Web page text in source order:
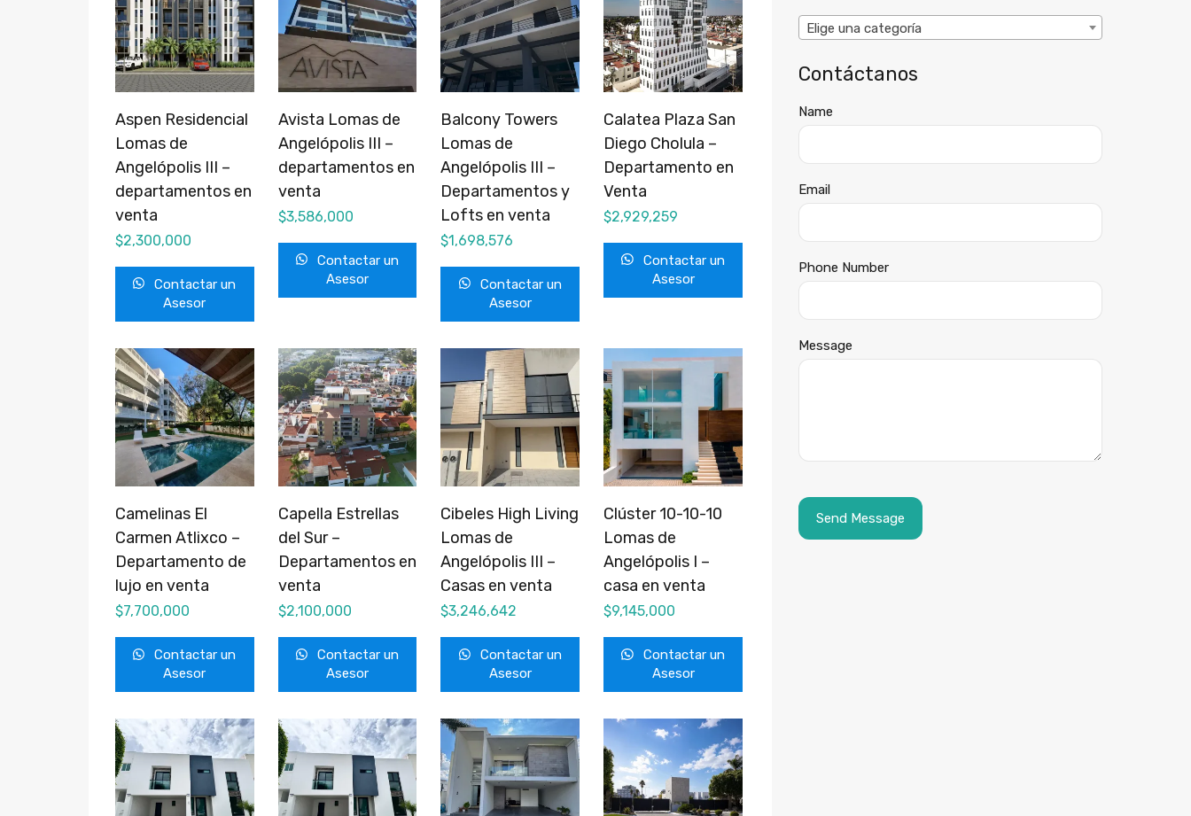
Aspen Residencial
Lomas de
Angelópolis III –
departamentos en
venta
$2,300,000
Contactar un
Asesor
Avista Lomas de
Angelópolis III –
departamentos en
venta
$3,586,000
Contactar un
Asesor
Balcony Towers
Lomas de
Angelópolis III –
Departamentos y
Lofts en venta
$1,698,576
Contactar un
Asesor
Calatea Plaza San
Diego Cholula –
Departamento en
Venta
$2,929,259
Contactar un
Asesor
Camelinas El
Carmen Atlixco –
Departamento de
lujo en venta
$7,700,000
Contactar un
Asesor
Capella Estrellas
del Sur –
Departamentos en
venta
$2,100,000
Contactar un
Asesor
Cibeles High Living
Lomas de
Angelópolis III –
Casas en venta
$3,246,642
Contactar un
Asesor
Clúster 10-10-10
Lomas de
Angelópolis I –
casa en venta
$9,145,000
Contactar un
Asesor
Elige una categoría
Contáctanos
Name
Email
Phone Number
Message